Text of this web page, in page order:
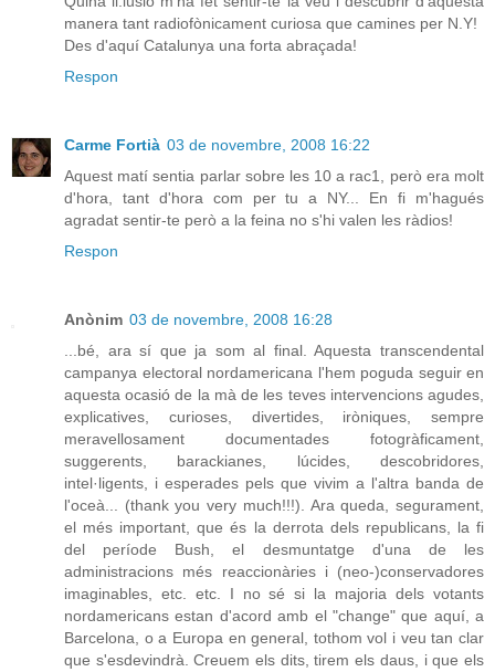
manera tant radiofònicament curiosa que camines per N.Y!
Des d'aquí Catalunya una forta abraçada!
Respon
Carme Fortià 03 de novembre, 2008 16:22
Aquest matí sentia parlar sobre les 10 a rac1, però era molt
d'hora, tant d'hora com per tu a NY... En fi m'hagués
agradat sentir-te però a la feina no s'hi valen les ràdios!
Respon
Anònim 03 de novembre, 2008 16:28
...bé, ara sí que ja som al final. Aquesta transcendental
campanya electoral nordamericana l'hem poguda seguir en
aquesta ocasió de la mà de les teves intervencions agudes,
explicatives, curioses, divertides, iròniques, sempre
meravellosament documentades fotogràficament,
suggerents, barackianes, lúcides, descobridores,
intel·ligents, i esperades pels que vivim a l'altra banda de
l'oceà... (thank you very much!!!). Ara queda, segurament,
el més important, que és la derrota dels republicans, la fi
del període Bush, el desmuntatge d'una de les
administracions més reaccionàries i (neo-)conservadores
imaginables, etc. etc. I no sé si la majoria dels votants
nordamericans estan d'acord amb el "change" que aquí, a
Barcelona, o a Europa en general, tothom vol i veu tan clar
que s'esdevindrà. Creuem els dits, tirem els daus, i que els